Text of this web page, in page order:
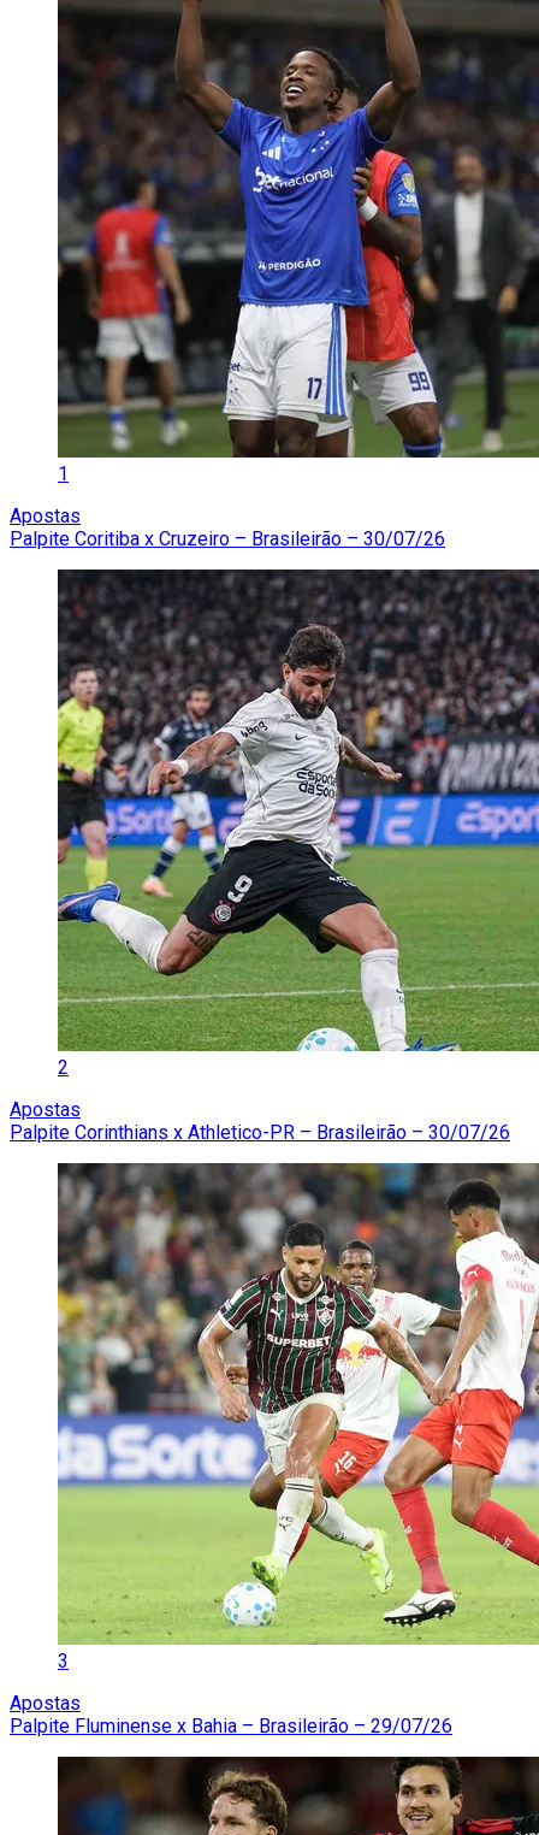
1
Apostas
Palpite Coritiba x Cruzeiro – Brasileirão – 30/07/26
2
Apostas
Palpite Corinthians x Athletico-PR – Brasileirão – 30/07/26
3
Apostas
Palpite Fluminense x Bahia – Brasileirão – 29/07/26